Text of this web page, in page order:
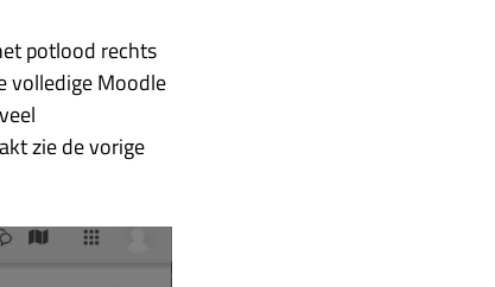
potlood rechts
volledige Moodle
zie de vorige